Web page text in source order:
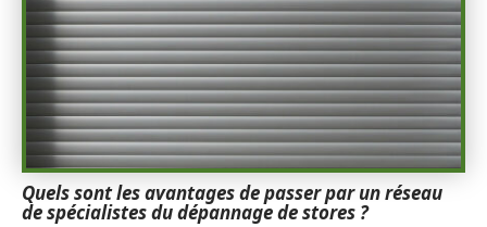
Quels sont les avantages de passer par un réseau
de spécialistes du dépannage de stores ?